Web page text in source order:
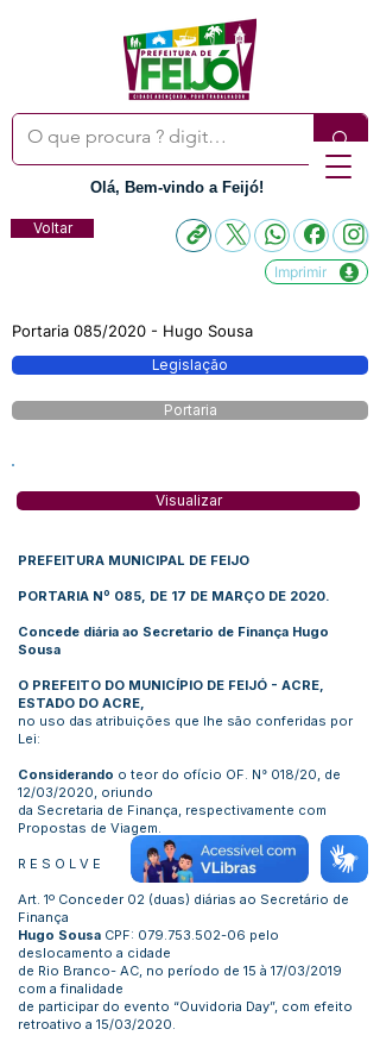
Olá, Bem-vindo a Feijó!
Voltar
Imprimir
Portaria 085/2020 - Hugo Sousa
Legislação
Portaria
Visualizar
PREFEITURA MUNICIPAL DE FEIJO
PORTARIA Nº 085, DE 17 DE MARÇO DE 2020.
Concede diária ao Secretario de Finança Hugo
Sousa
O PREFEITO DO MUNICÍPIO DE FEIJÓ - ACRE,
ESTADO DO ACRE,
no uso das atribuições que lhe são conferidas por
Lei:
Considerando o teor do ofício OF. N° 018/20, de
12/03/2020, oriundo
da Secretaria de Finança, respectivamente com
Propostas de Viagem.
R E S O L V E
Art. 1º Conceder 02 (duas) diárias ao Secretário de
Finança
Hugo Sousa CPF: 079.753.502-06 pelo
deslocamento a cidade
de Rio Branco- AC, no período de 15 à 17/03/2019
com a finalidade
de participar do evento “Ouvidoria Day”, com efeito
retroativo a 15/03/2020.